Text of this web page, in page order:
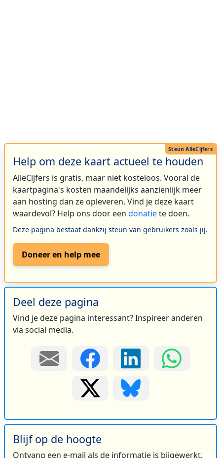
Help om deze kaart actueel te houden
AlleCijfers is gratis, maar niet kosteloos. Vooral de
kaartpagina's kosten maandelijks aanzienlijk meer
aan hosting dan ze opleveren. Vind je deze kaart
waardevol? Help ons door een donatiete doen.
Deze pagina bestaat dankzij steun van gebruikers zoals jij.
Doneer en help mee
Deel deze pagina
Vind je deze pagina interessant? Inspireer anderen
via social media.
Blijf op de hoogte
Ontvang een e-mail als de informatie is bijgewerkt.